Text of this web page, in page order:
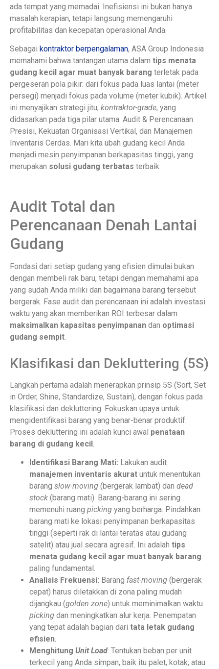
ada tempat yang memadai. Inefisiensi ini bukan hanya
masalah kerapian, tetapi langsung memengaruhi
profitabilitas dan kecepatan operasional Anda.
Sebagai kontraktor berpengalaman, ASA Group Indonesia
memahami bahwa tantangan utama dalam tips menata
gudang kecil agar muat banyak barang terletak pada
pergeseran pola pikir: dari fokus pada luas lantai (meter
persegi) menjadi fokus pada volume (meter kubik). Artikel
ini menyajikan strategi jitu, kontraktor-grade, yang
didasarkan pada tiga pilar utama: Audit & Perencanaan
Presisi, Kekuatan Organisasi Vertikal, dan Manajemen
Inventaris Cerdas. Mari kita ubah gudang kecil Anda
menjadi mesin penyimpanan berkapasitas tinggi, yang
merupakan solusi gudang terbatas terbaik.
Audit Total dan
Perencanaan Denah Lantai
Gudang
Fondasi dari setiap gudang yang efisien dimulai bukan
dengan membeli rak baru, tetapi dengan memahami apa
yang sudah Anda miliki dan bagaimana barang tersebut
bergerak. Fase audit dan perencanaan ini adalah investasi
waktu yang akan memberikan ROI terbesar dalam
maksimalkan kapasitas penyimpanan dan optimasi
gudang sempit.
Klasifikasi dan Dekluttering (5S)
Langkah pertama adalah menerapkan prinsip 5S (Sort, Set
in Order, Shine, Standardize, Sustain), dengan fokus pada
klasifikasi dan dekluttering. Fokuskan upaya untuk
mengidentifikasi barang yang benar-benar produktif.
Proses dekluttering ini adalah kunci awal penataan
barang di gudang kecil.
Identifikasi Barang Mati: Lakukan audit
manajemen inventaris akurat untuk menentukan
barang slow-moving (bergerak lambat) dan dead
stock (barang mati). Barang-barang ini sering
memenuhi ruang picking yang berharga. Pindahkan
barang mati ke lokasi penyimpanan berkapasitas
tinggi (seperti rak di lantai teratas atau gudang
satelit) atau jual secara agresif. Ini adalah tips
menata gudang kecil agar muat banyak barang
paling fundamental.
Analisis Frekuensi: Barang fast-moving (bergerak
cepat) harus diletakkan di zona paling mudah
dijangkau (golden zone) untuk meminimalkan waktu
picking dan meningkatkan alur kerja. Penempatan
yang tepat adalah bagian dari tata letak gudang
efisien.
Menghitung Unit Load: Tentukan beban per unit
terkecil yang Anda simpan, baik itu palet, kotak, atau